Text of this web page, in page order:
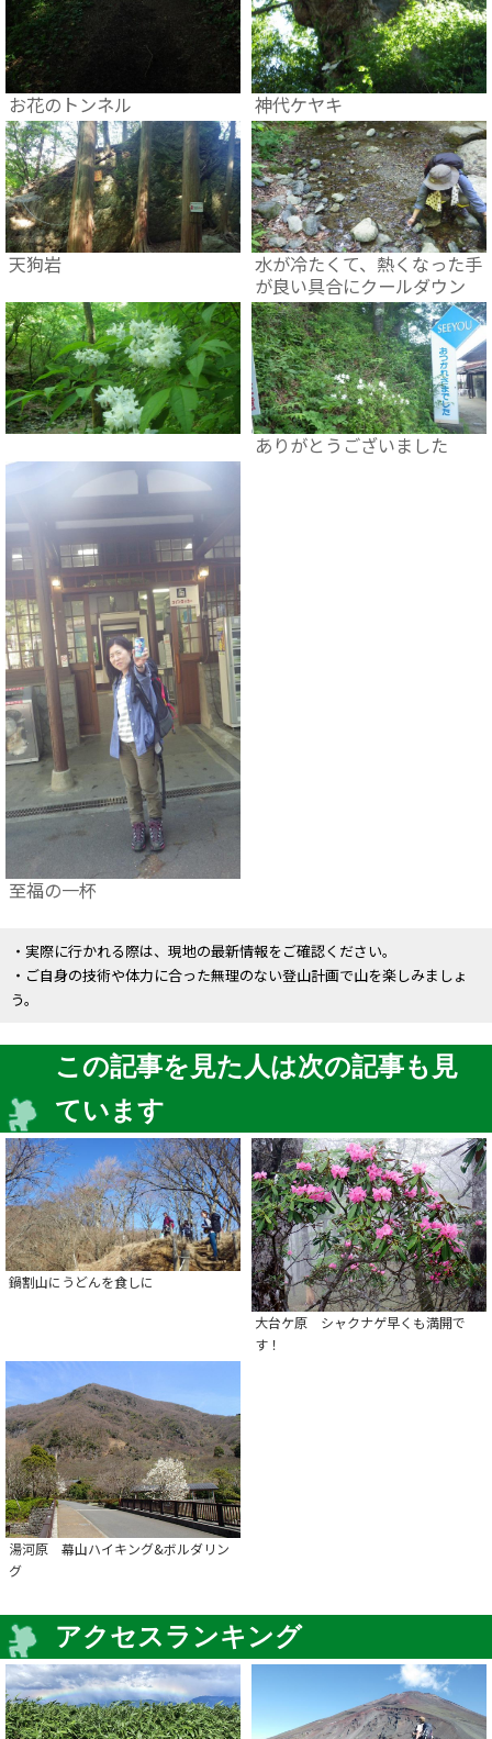
お花のトンネル 神代ケヤキ
天狗岩
水が冷たくて、熱くなった手
が良い具合にクールダウン
ありがとうございました
至福の一杯
・実際に行かれる際は、現地の最新情報をご確認ください。
・ご自身の技術や体力に合った無理のない登山計画で山を楽しみましょ
う。
この記事を見た人は次の記事も見
ています
鍋割山にうどんを食しに
大台ケ原 シャクナゲ早くも満開で
す！
湯河原 幕山ハイキング&ボルダリン
グ
アクセスランキング